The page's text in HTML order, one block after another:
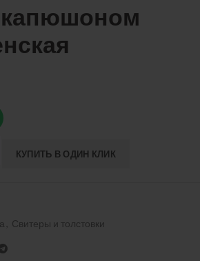
капюшоном
КУПИТЬ В ОДИН КЛИК
Свитеры и толстовки